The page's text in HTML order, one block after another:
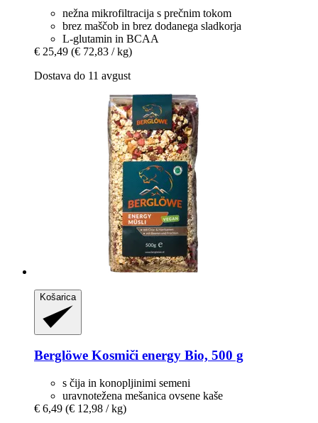
nežna mikrofiltracija s prečnim tokom
brez maščob in brez dodanega sladkorja
L-glutamin in BCAA
€ 25,49 (€ 72,83 / kg)
Dostava do 11 avgust
Košarica
Berglöwe Kosmiči energy Bio, 500 g
s čija in konopljinimi semeni
uravnotežena mešanica ovsene kaše
€ 6,49 (€ 12,98 / kg)